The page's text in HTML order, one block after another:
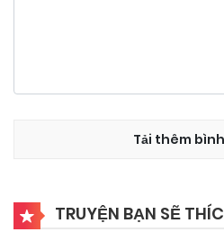
Tải thêm
TRUYỆN BẠN SẼ